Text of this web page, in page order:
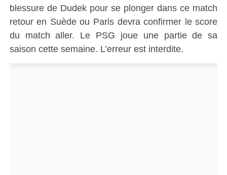
blessure de Dudek pour se plonger dans ce match
retour en Suède ou Paris devra confirmer le score
du match aller. Le PSG joue une partie de sa
saison cette semaine. L’erreur est interdite.